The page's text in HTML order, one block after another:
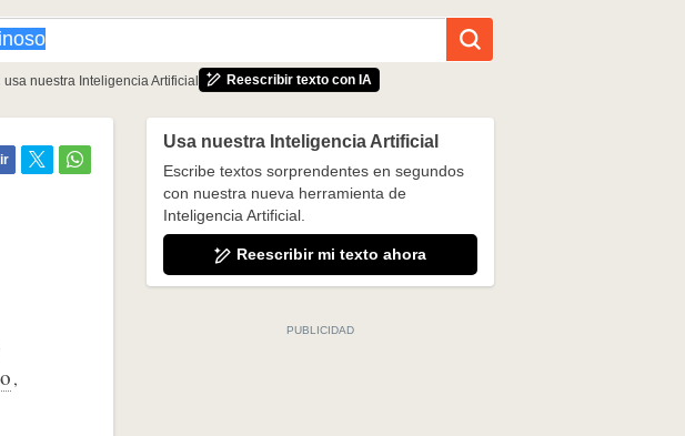
usa nuestra Inteligencia Artificial Reescribir texto con IA
,
Usa nuestra Inteligencia Artificial
Escribe textos sorprendentes en segundos
con nuestra nueva herramienta de
Inteligencia Artificial.
Reescribir mi texto ahora